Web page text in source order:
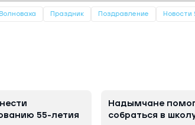
Волноваха Праздник Поздравление
55-летия
Надымчане
собраться в